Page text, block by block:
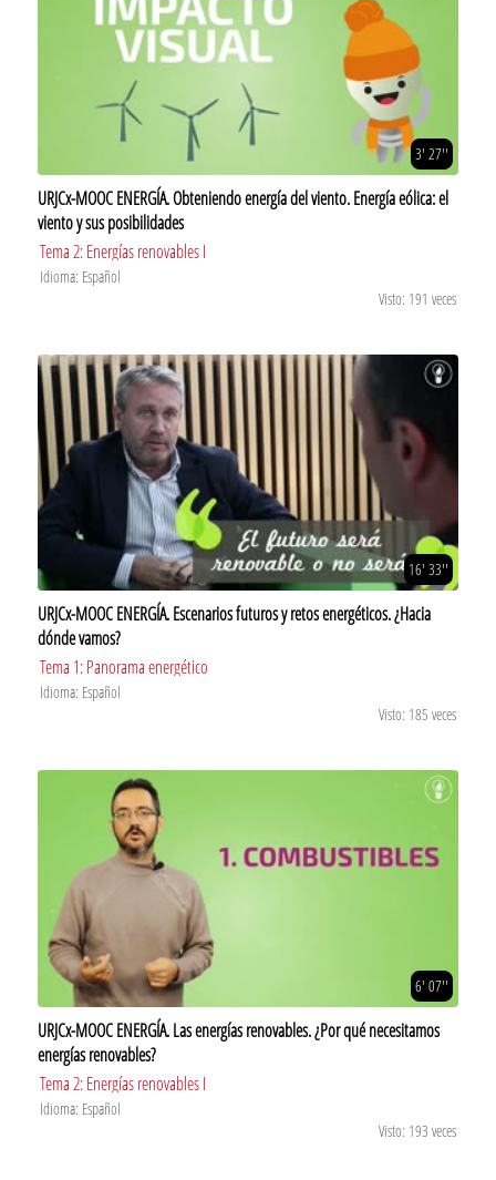
3' 27''
URJCx-MOOC ENERGÍA. Obteniendo energía del viento. Energía eólica: el
viento y sus posibilidades
Tema 2: Energías renovables I
Idioma: Español
Visto: 191 veces
16' 33''
URJCx-MOOC ENERGÍA. Escenarios futuros y retos energéticos. ¿Hacia
dónde vamos?
Tema 1: Panorama energético
Idioma: Español
Visto: 185 veces
6' 07''
URJCx-MOOC ENERGÍA. Las energías renovables. ¿Por qué necesitamos
energías renovables?
Tema 2: Energías renovables I
Idioma: Español
Visto: 193 veces